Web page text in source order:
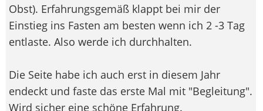
Obst). Erfahrungsgemäß klappt bei mir der
Einstieg ins Fasten am besten wenn ich 2 -3 Tag
entlaste. Also werde ich durchhalten.
Die Seite habe ich auch erst in diesem Jahr
endeckt und faste das erste Mal mit "Begleitung".
Wird sicher eine schöne Erfahrung.